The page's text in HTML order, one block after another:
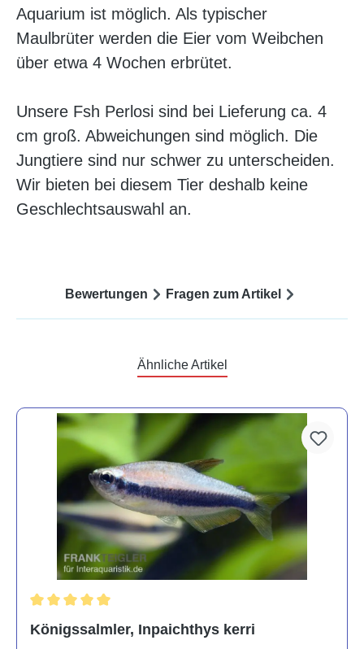
Aquarium ist möglich. Als typischer
Maulbrüter werden die Eier vom Weibchen
über etwa 4 Wochen erbrütet.
Unsere Fsh Perlosi sind bei Lieferung ca. 4
cm groß. Abweichungen sind möglich. Die
Jungtiere sind nur schwer zu unterscheiden.
Wir bieten bei diesem Tier deshalb keine
Geschlechtsauswahl an.
Bewertungen Fragen zum Artikel
Ähnliche Artikel
Königssalmler, Inpaichthys kerri